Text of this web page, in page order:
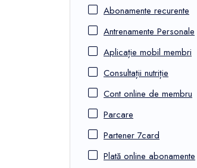
Abonamente recurente
Antrenamente Personale
Aplicație mobil membri
Consultații nutriție
Cont online de membru
Parcare
Partener 7card
Plată online abonamente